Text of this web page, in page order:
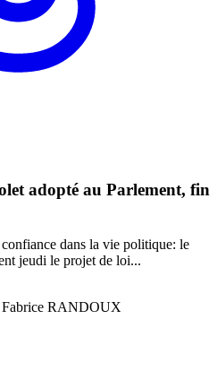
adopté au Parlement, fin
dans la vie politique: le
jeudi le projet de loi...
Fabrice RANDOUX